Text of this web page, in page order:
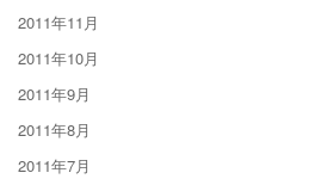
2011年11月
2011年10月
2011年9月
2011年8月
2011年7月